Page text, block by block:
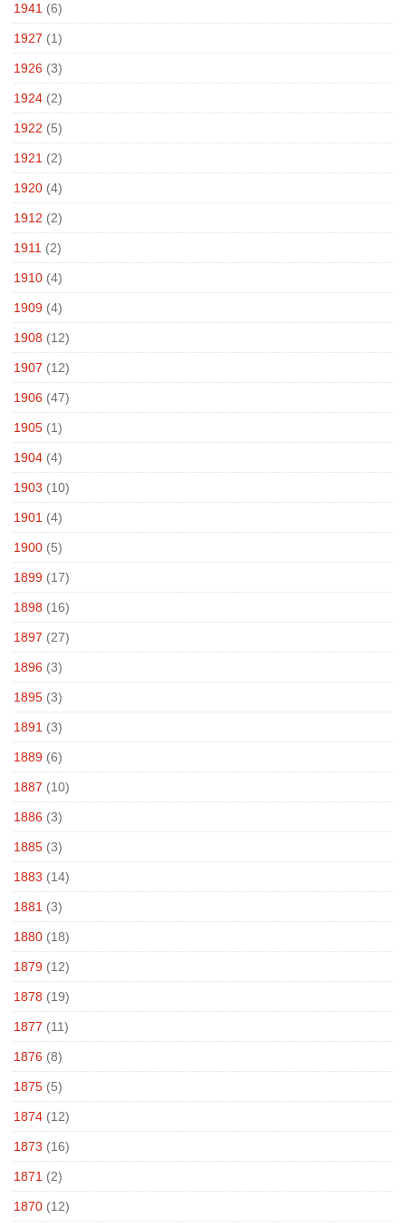
1941 (6)
1927 (1)
1926 (3)
1924 (2)
1922 (5)
1921 (2)
1920 (4)
1912 (2)
1911 (2)
1910 (4)
1909 (4)
1908 (12)
1907 (12)
1906 (47)
1905 (1)
1904 (4)
1903 (10)
1901 (4)
1900 (5)
1899 (17)
1898 (16)
1897 (27)
1896 (3)
1895 (3)
1891 (3)
1889 (6)
1887 (10)
1886 (3)
1885 (3)
1883 (14)
1881 (3)
1880 (18)
1879 (12)
1878 (19)
1877 (11)
1876 (8)
1875 (5)
1874 (12)
1873 (16)
1871 (2)
1870 (12)